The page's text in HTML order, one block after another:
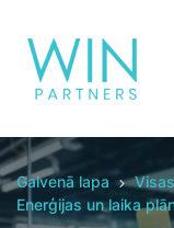
Galvenā lapa
Enerģijas un laika